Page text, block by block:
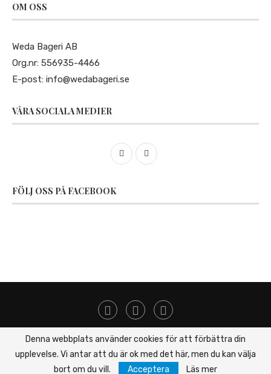
OM OSS
Weda Bageri AB
Org.nr: 556935-4466
E-post: info@wedabageri.se
VÅRA SOCIALA MEDIER
FÖLJ OSS PÅ FACEBOOK
© 2020 | Wedabageri.se | All Right Reserved | Designed and Developed
byWebForce.se
Denna webbplats använder cookies för att förbättra din
upplevelse. Vi antar att du är ok med det här, men du kan välja
bort om du vill.
Acceptera Läs mer